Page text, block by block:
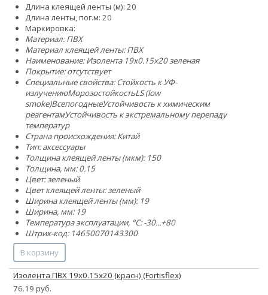
Длина клеящей ленты (м): 20
Длина ленты, пог.м: 20
Маркировка:
Материал: ПВХ
Материал клеящей ленты: ПВХ
Наименование: Изолента 19х0.15х20 зеленая
Покрытие: отсутствует
Специальные свойства:Стойкость к УФ-
излучениюМорозостойкостьLS (low
smoke)ВсепогодныеУстойчивость к химическим
реагентамУстойчивость к экстремальному перепаду
температур
Страна происхождения: Китай
Тип: аксессуары
Толщина клеящей ленты (мкм): 150
Толщина, мм: 0.15
Цвет: зеленый
Цвет клеящей ленты: зеленый
Ширина клеящей ленты (мм): 19
Ширина, мм: 19
Температура эксплуатации, °C: -30...+80
Штрих-код: 14650070143300
В корзину
Изолента ПВХ 19х0.15х20 (красн) (Fortisflex)
76.19 руб.